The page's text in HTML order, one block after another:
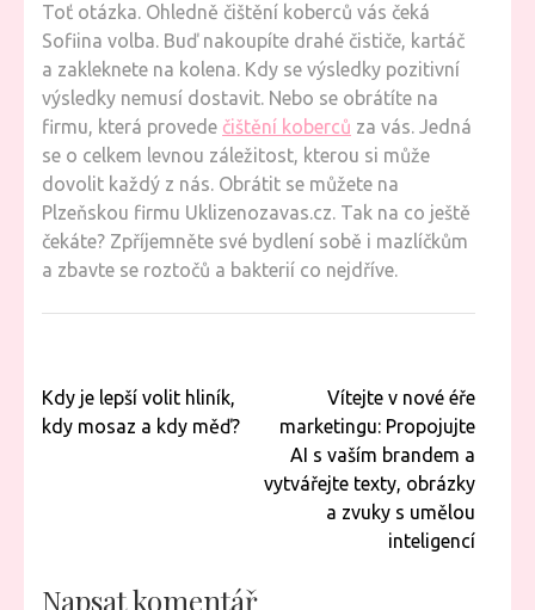
Toť otázka. Ohledně čištění koberců vás čeká
Sofiina volba. Buď nakoupíte drahé čističe, kartáč
a zakleknete na kolena. Kdy se výsledky pozitivní
výsledky nemusí dostavit. Nebo se obrátíte na
firmu, která provede čištění koberců za vás. Jedná
se o celkem levnou záležitost, kterou si může
dovolit každý z nás. Obrátit se můžete na
Plzeňskou firmu Uklizenozavas.cz. Tak na co ještě
čekáte? Zpříjemněte své bydlení sobě i mazlíčkům
a zbavte se roztočů a bakterií co nejdříve.
Navigace
pro
Kdy je lepší volit hliník,
kdy mosaz a kdy měď?
Vítejte v nové éře
marketingu: Propojujte
AI s vaším brandem a
vytvářejte texty, obrázky
a zvuky s umělou
inteligencí
Napsat komentář